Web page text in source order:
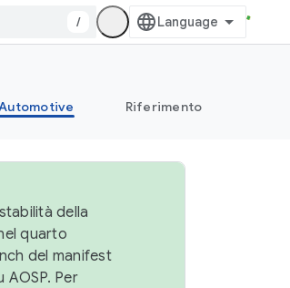
/
Riferimento
della
quarto
del manifest
Per